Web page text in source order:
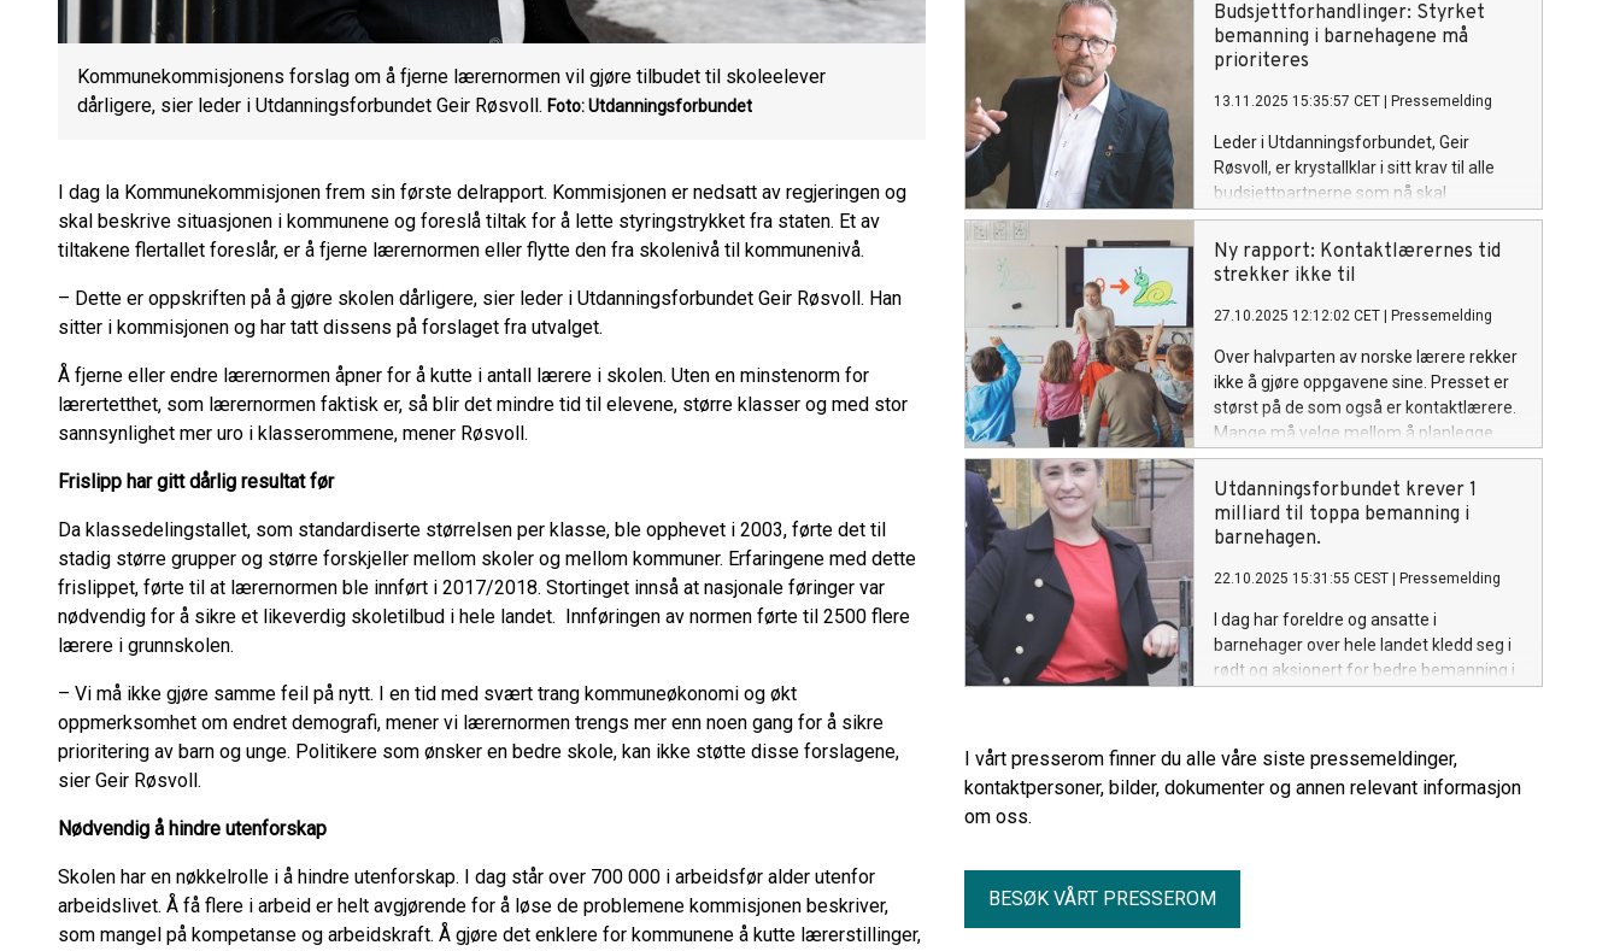
Kommunekommisjonens forslag om å fjerne lærernormen vil gjøre tilbudet til skoleelever
dårligere, sier leder i Utdanningsforbundet Geir Røsvoll. Foto: Utdanningsforbundet
I dag la Kommunekommisjonen frem sin første delrapport. Kommisjonen er nedsatt av regjeringen og
skal beskrive situasjonen i kommunene og foreslå tiltak for å lette styringstrykket fra staten. Et av
tiltakene flertallet foreslår, er å fjerne lærernormen eller flytte den fra skolenivå til kommunenivå.
– Dette er oppskriften på å gjøre skolen dårligere, sier leder i Utdanningsforbundet Geir Røsvoll. Han
sitter i kommisjonen og har tatt dissens på forslaget fra utvalget.
Å fjerne eller endre lærernormen åpner for å kutte i antall lærere i skolen. Uten en minstenorm for
lærertetthet, som lærernormen faktisk er, så blir det mindre tid til elevene, større klasser og med stor
sannsynlighet mer uro i klasserommene, mener Røsvoll.
Frislipp har gitt dårlig resultat før
Da klassedelingstallet, som standardiserte størrelsen per klasse, ble opphevet i 2003, førte det til
stadig større grupper og større forskjeller mellom skoler og mellom kommuner. Erfaringene med dette
frislippet, førte til at lærernormen ble innført i 2017/2018. Stortinget innså at nasjonale føringer var
nødvendig for å sikre et likeverdig skoletilbud i hele landet. Innføringen av normen førte til 2500 flere
lærere i grunnskolen.
– Vi må ikke gjøre samme feil på nytt. I en tid med svært trang kommuneøkonomi og økt
oppmerksomhet om endret demografi, mener vi lærernormen trengs mer enn noen gang for å sikre
prioritering av barn og unge. Politikere som ønsker en bedre skole, kan ikke støtte disse forslagene,
sier Geir Røsvoll.
Nødvendig å hindre utenforskap
Skolen har en nøkkelrolle i å hindre utenforskap. I dag står over 700 000 i arbeidsfør alder utenfor
arbeidslivet. Å få flere i arbeid er helt avgjørende for å løse de problemene kommisjonen beskriver,
som mangel på kompetanse og arbeidskraft. Å gjøre det enklere for kommunene å kutte lærerstillinger,
Budsjettforhandlinger: Styrket
bemanning i barnehagene må
prioriteres
13.11.2025 15:35:57 CET Pressemelding
Leder i Utdanningsforbundet, Geir
Røsvoll, er krystallklar i sitt krav til alle
budsjettpartnerne som nå skal
forhandle og lage budsjett for neste år:
Bemanningskrisen i barnehagene må
stå aller øverst på prioriteringslista når
utfordringene og behovene er størst.
Ny rapport: Kontaktlærernes tid
strekker ikke til
27.10.2025 12:12:02 CET Pressemelding
Over halvparten av norske lærere rekker
ikke å gjøre oppgavene sine. Presset er
størst på de som også er kontaktlærere.
Mange må velge mellom å planlegge
undervisning eller følge opp elever viser
en ny rapport fra AFI.
Utdanningsforbundet krever 1
milliard til toppa bemanning i
barnehagen.
22.10.2025 15:31:55 CEST Pressemelding
I dag har foreldre og ansatte i
barnehager over hele landet kledd seg i
rødt og aksjonert for bedre bemanning i
milliard kroner ekstra som kan bedre
bemanningen.
I vårt presserom finner du alle våre siste pressemeldinger,
kontaktpersoner, bilder, dokumenter og annen relevant informasjon
om oss.
BESØK VÅRT PRESSEROM